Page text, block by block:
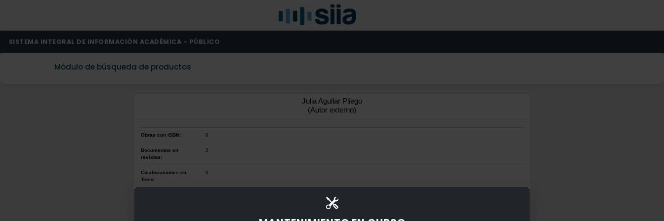
SISTEMA INTEGRAL DE INFORMACIÓN ACADÉMICA - PÚBLICO
Módulo de búsqueda de productos
Julia Aguilar Pliego
(Autor externo)
Obras con ISBN: 0
Documentos en
revistas:
2
Colaboraciones en
Tesis:
0